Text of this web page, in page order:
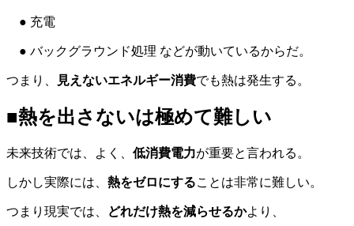
● 充電
● バックグラウンド処理 などが動いているからだ。
つまり、 見えないエネルギー消費でも熱は発生する。
■熱を出さないは極めて難しい
未来技術では、よく、 低消費電力が重要と言われる。
しかし実際には、 熱をゼロにすることは非常に難しい。
つまり現実では、 どれだけ熱を減らせるかより、